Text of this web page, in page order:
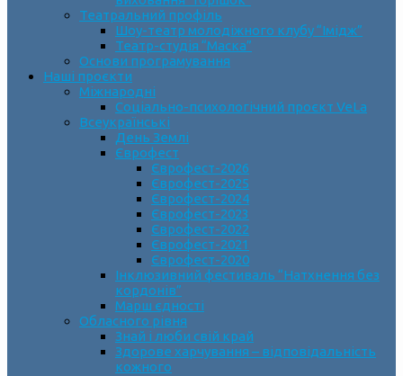
Театральний профіль
Шоу-театр молодіжного клубу “Імідж”
Театр-студія “Маска”
Основи програмування
Наші проєкти
Міжнародні
Соціально-психологічний проєкт VeLa
Всеукраїнські
День Землі
Єврофест
Єврофест-2026
Єврофест-2025
Єврофест-2024
Єврофест-2023
Єврофест-2022
Єврофест-2021
Єврофест-2020
Інклюзивний фестиваль “Натхнення без
кордонів”
Марш єдності
Обласного рівня
Знай і люби свій край
Здорове харчування – відповідальність
кожного